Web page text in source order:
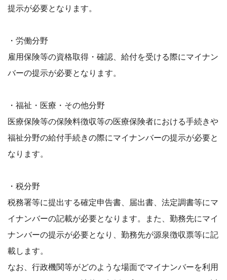
提示が必要となります。
・労働分野
雇用保険等の資格取得・確認、給付を受ける際にマイナン
バーの提示が必要となります。
・福祉・医療・その他分野
医療保険等の保険料徴収等の医療保険者における手続きや
福祉分野の給付手続きの際にマイナンバーの提示が必要と
なります。
・税分野
税務署等に提出する確定申告書、届出書、法定調書等にマ
イナンバーの記載が必要となります。また、勤務先にマイ
ナンバーの提示が必要となり、勤務先が源泉徴収票等に記
載します。
なお、行政機関等がどのような場面でマイナンバーを利用